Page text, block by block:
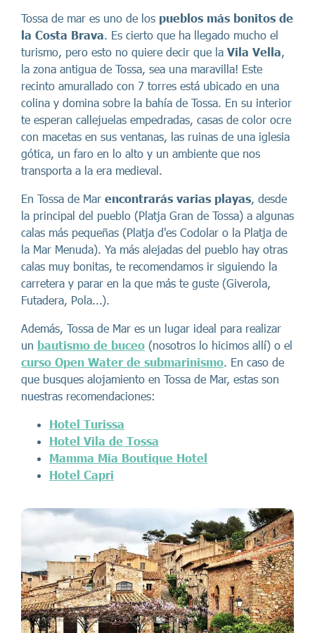
Tossa de mar es uno de los pueblos más bonitos de
la Costa Brava. Es cierto que ha llegado mucho el
turismo, pero esto no quiere decir que la Vila Vella,
la zona antigua de Tossa, sea una maravilla! Este
recinto amurallado con 7 torres está ubicado en una
colina y domina sobre la bahía de Tossa. En su interior
te esperan callejuelas empedradas, casas de color ocre
con macetas en sus ventanas, las ruinas de una iglesia
gótica, un faro en lo alto y un ambiente que nos
transporta a la era medieval.
En Tossa de Mar encontrarás varias playas, desde
la principal del pueblo (Platja Gran de Tossa) a algunas
calas más pequeñas (Platja d'es Codolar o la Platja de
la Mar Menuda). Ya más alejadas del pueblo hay otras
calas muy bonitas, te recomendamos ir siguiendo la
carretera y parar en la que más te guste (Giverola,
Futadera, Pola...).
Además, Tossa de Mar es un lugar ideal para realizar
un bautismo de buceo (nosotros lo hicimos allí) o el
curso Open Water de submarinismo. En caso de
que busques alojamiento en Tossa de Mar, estas son
nuestras recomendaciones:
Hotel Turissa
Hotel Vila de Tossa
Mamma Mia Boutique Hotel
Hotel Capri